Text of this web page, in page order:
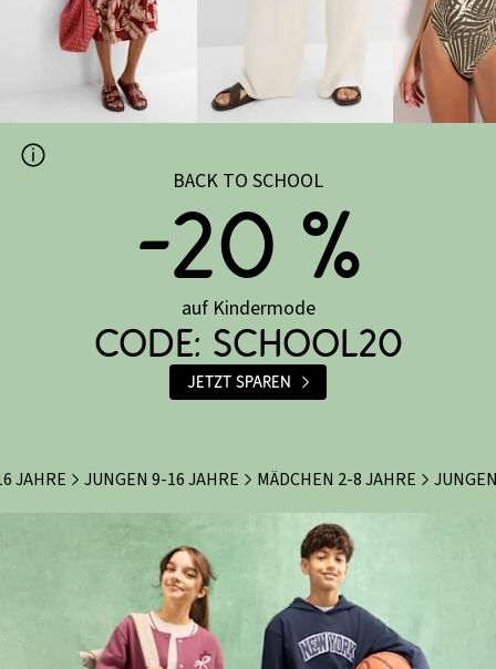
BACK TO SCHOOL
-20 %
auf Kindermode
CODE: SCHOOL20
Jetzt sparen
JAHRE JUNGEN 9-16 JAHRE MÄDCHEN 2-8 JAHRE